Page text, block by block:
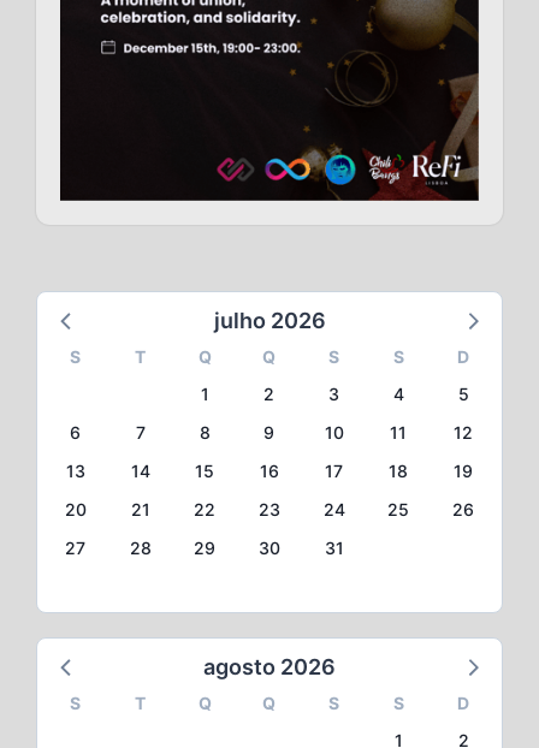
julho 2026
S T Q Q S S
D
1
2 3 4
5
6
7 8 9 10 11
12
13
14 15 16 17 18
19
20
21 22 23 24 25
26
27
28 29 30 31
agosto 2026
S T Q Q S S
D
1
2